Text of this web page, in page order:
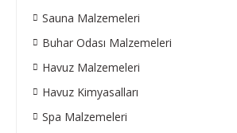
Sauna Malzemeleri
Buhar Odası Malzemeleri
Havuz Malzemeleri
Havuz Kimyasalları
Spa Malzemeleri